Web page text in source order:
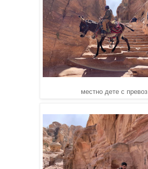
местно дете с превоз